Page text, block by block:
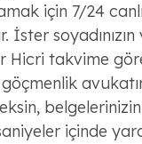
için 7/24
soyadınızın
Hicri takvime
içinde